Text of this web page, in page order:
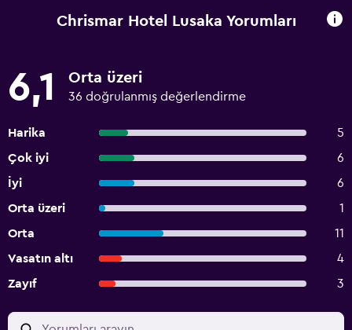
Chrismar Hotel Lusaka Yorumları
6,1 Orta üzeri
36 doğrulanmış değerlendirme
Harika
5
Çok iyi
6
İyi
6
Orta üzeri
1
Orta
11
Vasatın altı
4
Zayıf
3